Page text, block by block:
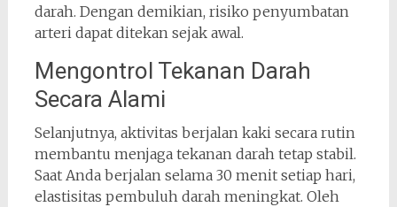
darah. Dengan demikian, risiko penyumbatan
arteri dapat ditekan sejak awal.
Mengontrol Tekanan Darah
Secara Alami
Selanjutnya, aktivitas berjalan kaki secara rutin
membantu menjaga tekanan darah tetap stabil.
Saat Anda berjalan selama 30 menit setiap hari,
elastisitas pembuluh darah meningkat. Oleh